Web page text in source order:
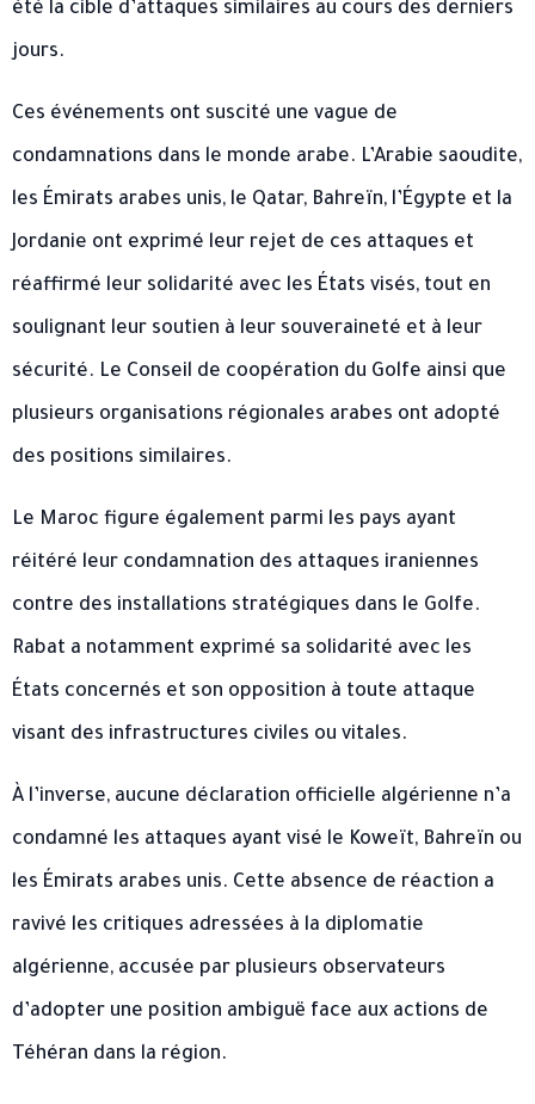
été la cible d’attaques similaires au cours des derniers
jours.
Ces événements ont suscité une vague de
condamnations dans le monde arabe. L’Arabie saoudite,
les Émirats arabes unis, le Qatar, Bahreïn, l’Égypte et la
Jordanie ont exprimé leur rejet de ces attaques et
réaffirmé leur solidarité avec les États visés, tout en
soulignant leur soutien à leur souveraineté et à leur
sécurité. Le Conseil de coopération du Golfe ainsi que
plusieurs organisations régionales arabes ont adopté
des positions similaires.
Le Maroc figure également parmi les pays ayant
réitéré leur condamnation des attaques iraniennes
contre des installations stratégiques dans le Golfe.
Rabat a notamment exprimé sa solidarité avec les
États concernés et son opposition à toute attaque
visant des infrastructures civiles ou vitales.
À l’inverse, aucune déclaration officielle algérienne n’a
condamné les attaques ayant visé le Koweït, Bahreïn ou
les Émirats arabes unis. Cette absence de réaction a
ravivé les critiques adressées à la diplomatie
algérienne, accusée par plusieurs observateurs
d’adopter une position ambiguë face aux actions de
Téhéran dans la région.